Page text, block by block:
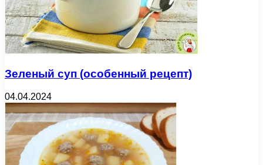
Зеленый суп (особенный рецепт)
04.04.2024